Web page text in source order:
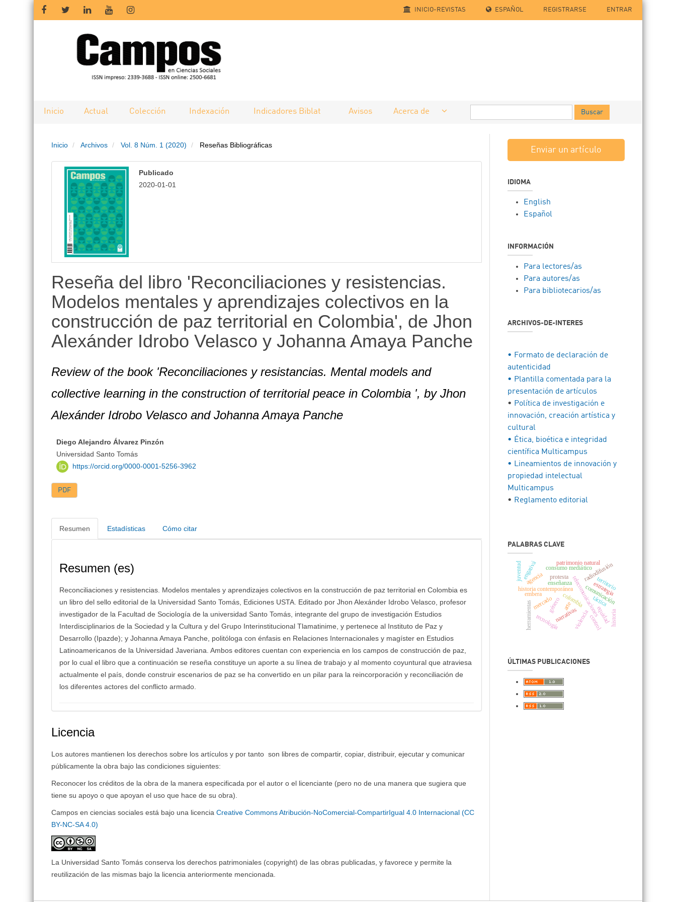
Salto
de
página
Navegación
principal
Contenido
principal
INICIO-REVISTAS ESPAÑOL REGISTRARSE ENTRAR
Inicio Actual Colección Indexación Indicadores Biblat Avisos Acerca de Buscar
Inicio Archivos Vol. 8 Núm. 1 (2020) Reseñas Bibliográficas
Publicado
2020-01-01
Reseña del libro 'Reconciliaciones y resistencias.
Modelos mentales y aprendizajes colectivos en la
construcción de paz territorial en Colombia', de Jhon
Alexánder Idrobo Velasco y Johanna Amaya Panche
Review of the book 'Reconciliaciones y resistancias. Mental models and
collective learning in the construction of territorial peace in Colombia ', by Jhon
Alexánder Idrobo Velasco and Johanna Amaya Panche
Diego Alejandro Álvarez Pinzón
Universidad Santo Tomás
https://orcid.org/0000-0001-5256-3962
PDF
Resumen Estadísticas Cómo citar
Resumen (es)
Reconciliaciones y resistencias. Modelos mentales y aprendizajes colectivos en la construcción de paz territorial en Colombia es
un libro del sello editorial de la Universidad Santo Tomás, Ediciones USTA. Editado por Jhon Alexánder Idrobo Velasco, profesor
investigador de la Facultad de Sociología de la universidad Santo Tomás, integrante del grupo de investigación Estudios
Interdisciplinarios de la Sociedad y la Cultura y del Grupo Interinstitucional Tlamatinime, y pertenece al Instituto de Paz y
Desarrollo (Ipazde); y Johanna Amaya Panche, politóloga con énfasis en Relaciones Internacionales y magíster en Estudios
Latinoamericanos de la Universidad Javeriana. Ambos editores cuentan con experiencia en los campos de construcción de paz,
por lo cual el libro que a continuación se reseña constituye un aporte a su línea de trabajo y al momento coyuntural que atraviesa
actualmente el país, donde construir escenarios de paz se ha convertido en un pilar para la reincorporación y reconciliación de
los diferentes actores del conflicto armado.
Licencia
Los autores mantienen los derechos sobre los artículos y por tanto son libres de compartir, copiar, distribuir, ejecutar y comunicar
públicamente la obra bajo las condiciones siguientes:
Reconocer los créditos de la obra de la manera especificada por el autor o el licenciante (pero no de una manera que sugiera que
tiene su apoyo o que apoyan el uso que hace de su obra).
Campos en ciencias sociales está bajo una licenciaCreative Commons Atribución-NoComercial-CompartirIgual 4.0 Internacional (CC
BY-NC-SA 4.0)
La Universidad Santo Tomás conserva los derechos patrimoniales (copyright) de las obras publicadas, y favorece y permite la
reutilización de las mismas bajo la licencia anteriormente mencionada.
Enviar un artículo
IDIOMA
English
Español
INFORMACIÓN
Para lectores/as
Para autores/as
Para bibliotecarios/as
ARCHIVOS-DE-INTERES
• Formato de declaración de
autenticidad
• Plantilla comentada para la
presentación de artículos
• Política de investigación e
innovación, creación artística y
cultural
• Ética, bioética e integridad
científica Multicampus
• Lineamientos de innovación y
propiedad intelectual
Multicampus
• Reglamento editorial
PALABRAS CLAVE
colombia
telecomunicaciones
radiodifusión
mercado
consumo mediático
narrativas
historia contemporánea
herramientas
comunicación
enseñanza
violencia
estrategia
protesta
táctica
tecnología
agencia
género
juventud
control
embera
territorio
patrimonio natural
equidad
arte
engativá
historia
ÚLTIMAS PUBLICACIONES